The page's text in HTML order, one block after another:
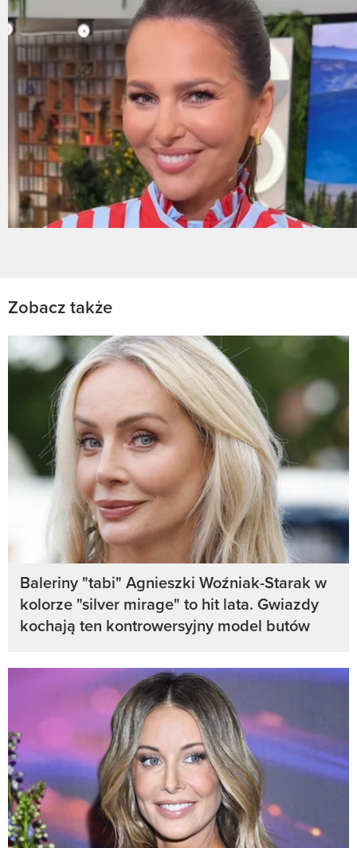
Zobacz także
Baleriny "tabi" Agnieszki Woźniak-Starak w
kolorze "silver mirage" to hit lata. Gwiazdy
kochają ten kontrowersyjny model butów